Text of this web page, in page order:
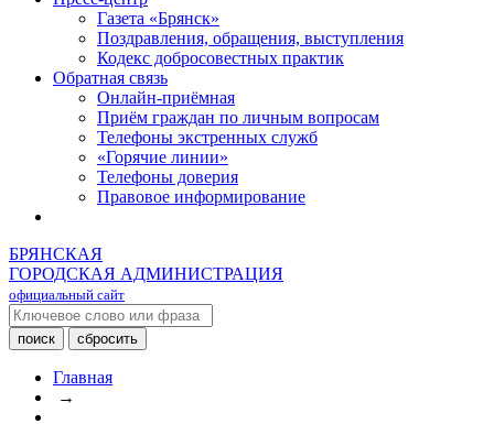
Газета «Брянск»
Поздравления, обращения, выступления
Кодекс добросовестных практик
Обратная связь
Онлайн-приёмная
Приём граждан по личным вопросам
Телефоны экстренных служб
«Горячие линии»
Телефоны доверия
Правовое информирование
БРЯНСКАЯ
ГОРОДСКАЯ АДМИНИСТРАЦИЯ
официальный сайт
Главная
→